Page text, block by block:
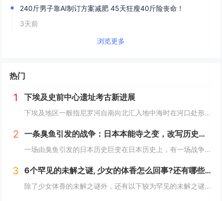
240斤男子靠AI制订方案减肥 45天狂瘦40斤险丧命！
3天前
浏览更多
热门
1 下埃及史前中心遗址考古新进展
下埃及地区一般指尼罗河自南向北汇入地中海时在河口处形成的冲积平原地带，即尼罗河三角洲地区，与之相对应的是尼罗河河谷地带的上埃及地区。下埃及水系发达，水网密布，自史前时期就已有人类在此活动。然而，三角洲地区的地下水位较高，不利于地下文物的保存...
2 一条臭鱼引发的战争：日本本能寺之变，改写历史的诡异之战？
一场由臭鱼引发的日本历史巨变在日本历史上，有一场战争因其离奇的起因而备受瞩目，这便是1582年的本能寺之变。这场战争不仅彻底改变了日本的命运，更因其起因——一条臭鱼，而显得尤为诡异。当时，日本正处于战国时代，各大诸侯势力割据一方。而织田信长...
3 6个罕见的未解之谜, 少女的体香怎么回事?还有哪些？
除了少女体香的未解之谜外，还有以下较为罕见的未解之谜：1. **人体自燃现象**：在某些情况下，人体会莫名其妙地起火燃烧，而且火势凶猛，受害者往往在短时间内被严重烧伤甚至死亡。这种现象极其罕见且令人费解，因为人体本身通常不具备自燃的条件。一...